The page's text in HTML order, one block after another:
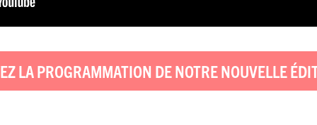
LA PROGRAMMATION DE NOTRE NOUVELLE